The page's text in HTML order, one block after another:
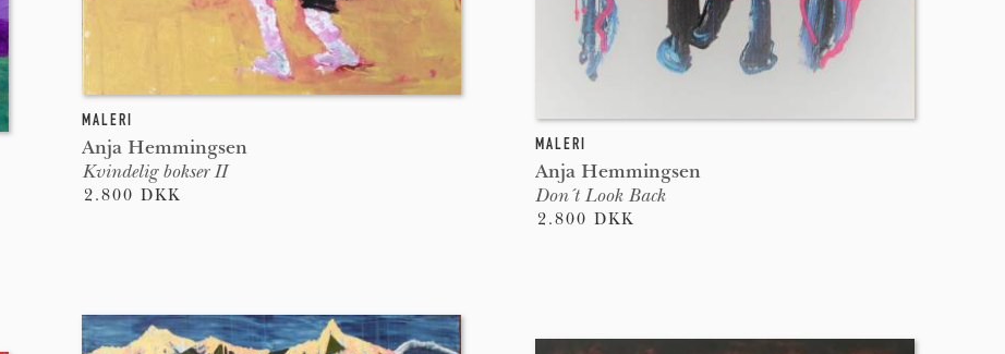
MALERI
Anja Hemmingsen
Don´t Look Back
2.800 DKK
MALERI
Anja Hemmingsen
Kvindelig bokser II
2.800 DKK